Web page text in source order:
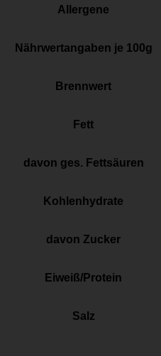
Allergene
Nährwertangaben je 100g
Brennwert
Fett
davon ges. Fettsäuren
Kohlenhydrate
davon Zucker
Eiweiß/Protein
Salz